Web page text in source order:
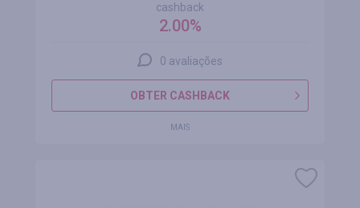
cashback
2.00%
0 avaliações
OBTER CASHBACK
MAIS